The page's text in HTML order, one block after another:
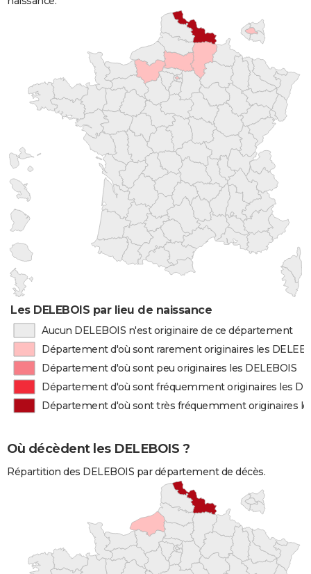
Les DELEBOIS par lieu de naissance
Aucun DELEBOIS n'est originaire de ce département
Département d'où sont rarement originaires les
Département d'où sont peu originaires les DELEBOIS
Département d'où sont fréquemment originaires les
Département d'où sont très fréquemment originaires
Où décèdent les DELEBOIS ?
Répartition des DELEBOIS par département de décès.